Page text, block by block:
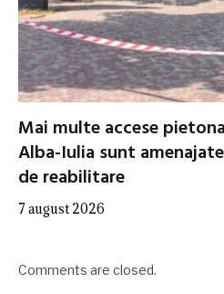
Mai multe accese
Alba-Iulia sunt
de reabilitare
7 august 2026
Comments are closed.